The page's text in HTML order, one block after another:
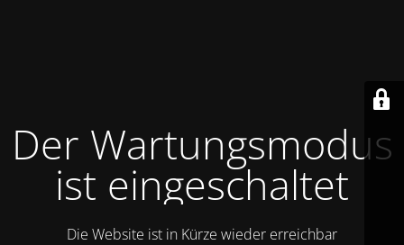
Der Wartungsmodus
ist eingeschaltet
Die Website ist in Kürze wieder erreichbar